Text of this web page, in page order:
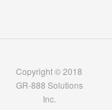
Copyright © 2018
GR-888 Solutions
Inc.